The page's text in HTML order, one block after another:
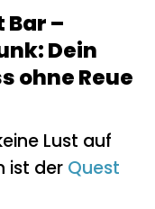
–
Dein
ohne Reue
Lust auf
ist der Quest